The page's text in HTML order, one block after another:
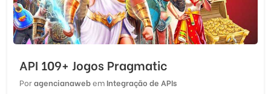
API 109+ Jogos Pragmatic
Poragencianawebem Integração de APIs